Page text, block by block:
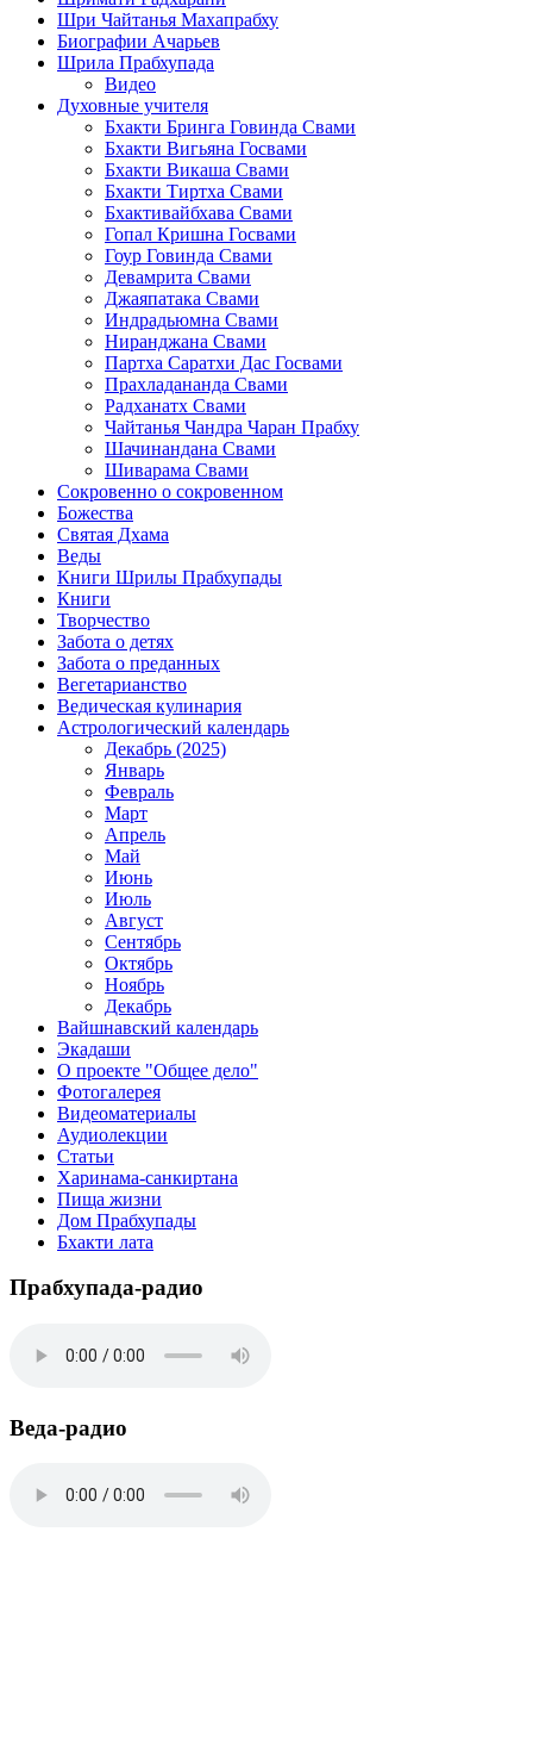
Шри Чайтанья Махапрабху
Биографии Ачарьев
Шрила Прабхупада
Видео
Духовные учителя
Бхакти Бринга Говинда Свами
Бхакти Вигьяна Госвами
Бхакти Викаша Свами
Бхакти Тиртха Свами
Бхактивайбхава Свами
Гопал Кришна Госвами
Гоур Говинда Свами
Девамрита Свами
Джаяпатака Свами
Индрадьюмна Свами
Ниранджана Свами
Партха Саратхи Дас Госвами
Прахладананда Свами
Радханатх Свами
Чайтанья Чандра Чаран Прабху
Шачинандана Свами
Шиварама Свами
Сокровенно о сокровенном
Божества
Святая Дхама
Веды
Книги Шрилы Прабхупады
Книги
Творчество
Забота о детях
Забота о преданных
Вегетарианство
Ведическая кулинария
Астрологический календарь
Декабрь (2025)
Январь
Февраль
Март
Апрель
Май
Июнь
Июль
Август
Сентябрь
Октябрь
Ноябрь
Декабрь
Вайшнавский календарь
Экадаши
О проекте "Общее дело"
Фотогалерея
Видеоматериалы
Аудиолекции
Статьи
Харинама-санкиртана
Пища жизни
Дом Прабхупады
Бхакти лата
Прабхупада-радио
Веда-радио